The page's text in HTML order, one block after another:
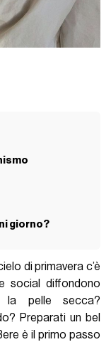
giorno?
di primavera c’è
social diffondono
pelle secca?
Preparati un bel
è il primo passo